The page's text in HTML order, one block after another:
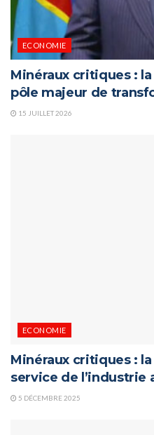
ECONOMIE
Minéraux critiques :
pôle majeur de
15 JUILLET 2026
ECONOMIE
Minéraux critiques :
service de l’industrie
5 DÉCEMBRE 2025